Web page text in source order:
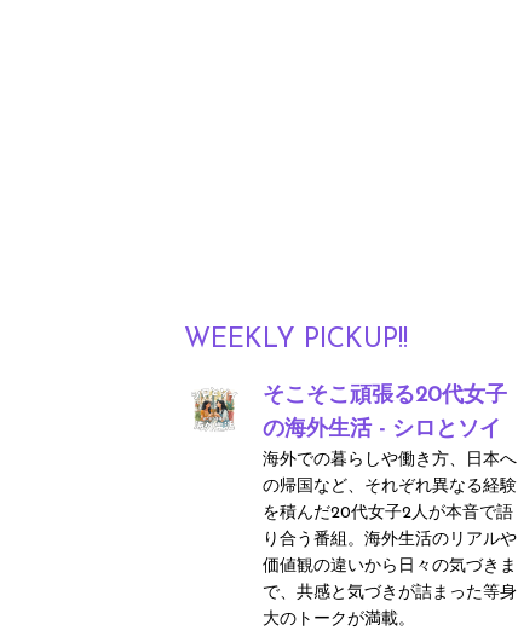
WEEKLY PICKUP!!
そこそこ頑張る20代女子
の海外生活 - シロとソイ
海外での暮らしや働き方、日本へ
の帰国など、それぞれ異なる経験
を積んだ20代女子2人が本音で語
り合う番組。海外生活のリアルや
価値観の違いから日々の気づきま
で、共感と気づきが詰まった等身
大のトークが満載。